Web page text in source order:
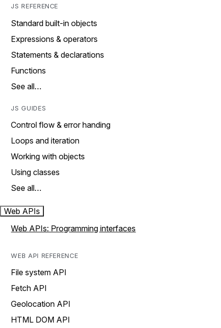
JS REFERENCE
Standard built-in objects
Expressions & operators
Statements & declarations
Functions
See all…
JS GUIDES
Control flow & error handing
Loops and iteration
Working with objects
Using classes
See all…
Web APIs
Web APIs: Programming interfaces
WEB API REFERENCE
File system API
Fetch API
Geolocation API
HTML DOM API